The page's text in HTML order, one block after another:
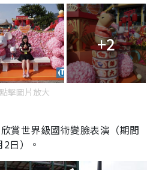
+2
點擊圖片放大
賞世界級國術變臉表演（期間
2日）。